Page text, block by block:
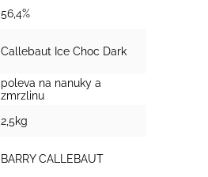
56,4%
Callebaut Ice Choc Dark
poleva na nanuky a
zmrzlinu
2,5kg
BARRY CALLEBAUT